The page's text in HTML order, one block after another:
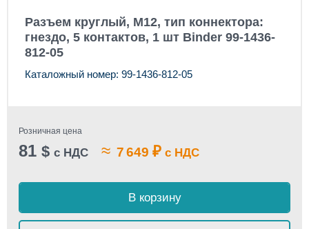
Разъем круглый, M12, тип коннектора:
гнездо, 5 контактов, 1 шт Binder 99-1436-
812-05
Каталожный номер: 99-1436-812-05
Розничная цена
81 $ с НДС ≈ 7 649 ₽ с НДС
В корзину